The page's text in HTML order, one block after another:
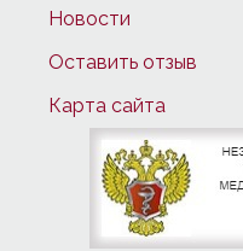
Новости
Оставить отзыв
Карта сайта